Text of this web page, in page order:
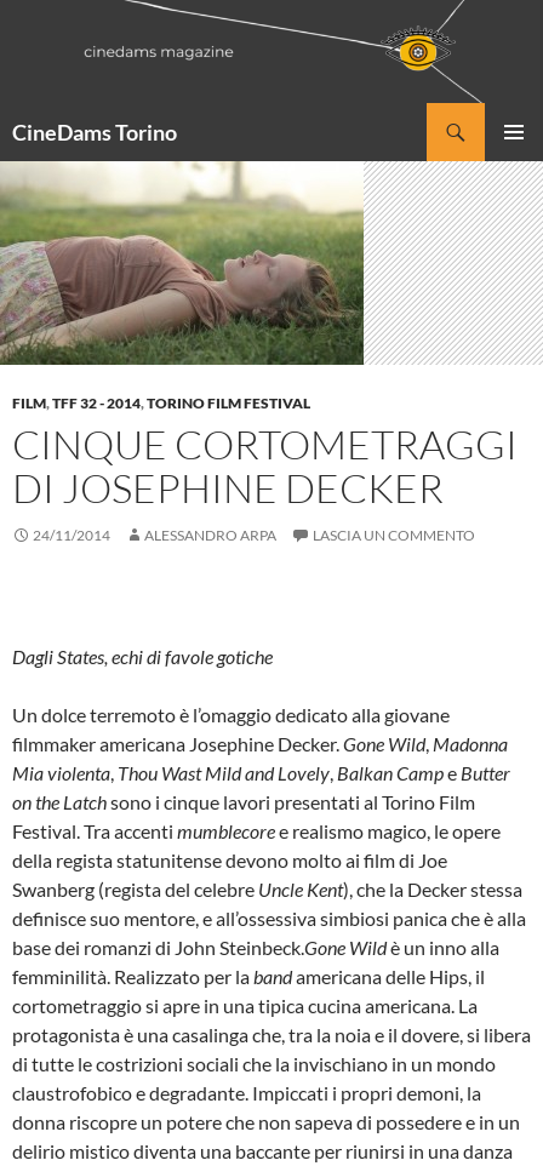
CineDams Torino
MENU
FILM,TFF 32 - 2014,TORINO FILM FESTIVAL
CINQUE CORTOMETRAGGI
DI JOSEPHINE DECKER
24/11/2014 ALESSANDRO ARPA LASCIA UN COMMENTO
Dagli States, echi di favole gotiche
Un dolce terremoto è l’omaggio dedicato alla giovane
filmmaker americana Josephine Decker.Gone Wild, Madonna
Mia violenta, Thou Wast Mild and Lovely, Balkan Campe Butter
on the Latchsono i cinque lavori presentati al Torino Film
Festival. Tra accenti mumblecoree realismo magico, le opere
della regista statunitense devono molto ai film di Joe
Swanberg (regista del celebre Uncle Kent), che la Decker stessa
definisce suo mentore, e all’ossessiva simbiosi panica che è alla
base dei romanzi di John Steinbeck.Gone Wildè un inno alla
femminilità. Realizzato per labandamericana delle Hips, il
cortometraggio si apre in una tipica cucina americana. La
protagonista è una casalinga che, tra la noia e il dovere, si libera
di tutte le costrizioni sociali che la invischiano in un mondo
claustrofobico e degradante. Impiccati i propri demoni, la
donna riscopre un potere che non sapeva di possedere e in un
delirio mistico diventa una baccante per riunirsi in una danza